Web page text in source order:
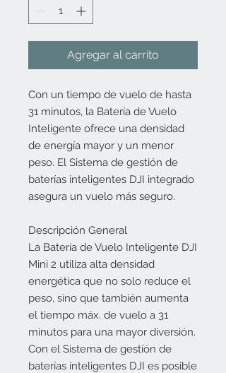
Agregar al carrito
Con un tiempo de vuelo de hasta
31 minutos, la Batería de Vuelo
Inteligente ofrece una densidad
de energía mayor y un menor
peso. El Sistema de gestión de
baterías inteligentes DJI integrado
asegura un vuelo más seguro.
Descripción General
La Batería de Vuelo Inteligente DJI
Mini 2 utiliza alta densidad
energética que no solo reduce el
peso, sino que también aumenta
el tiempo máx. de vuelo a 31
minutos para una mayor diversión.
Con el Sistema de gestión de
baterías inteligentes DJI es posible